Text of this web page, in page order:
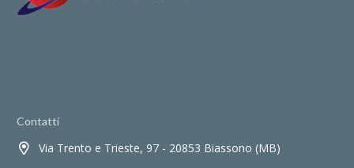
Contatti
Via Trento e Trieste, 97 - 20853 Biassono (MB)